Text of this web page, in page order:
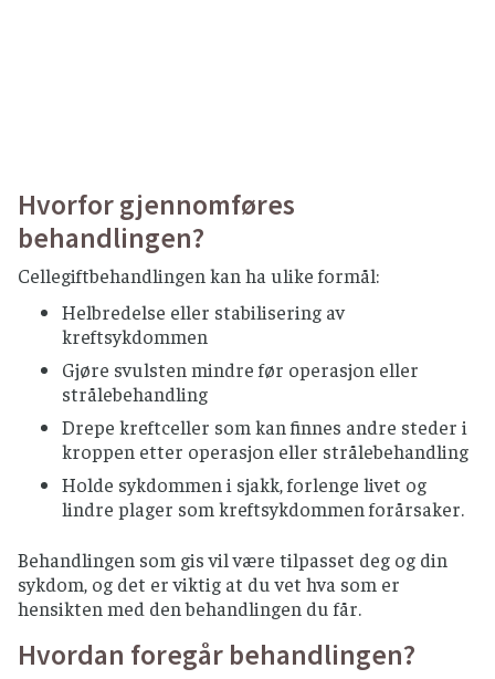
Hvorfor gjennomføres
behandlingen?
Cellegiftbehandlingen kan ha ulike formål:
Helbredelse eller stabilisering av
kreftsykdommen
Gjøre svulsten mindre før operasjon eller
strålebehandling
Drepe kreftceller som kan finnes andre steder i
kroppen etter operasjon eller strålebehandling
Holde sykdommen i sjakk, forlenge livet og
lindre plager som kreftsykdommen forårsaker.
Behandlingen som gis vil være tilpasset deg og din
sykdom, og det er viktig at du vet hva som er
hensikten med den behandlingen du får.
Hvordan foregår behandlingen?